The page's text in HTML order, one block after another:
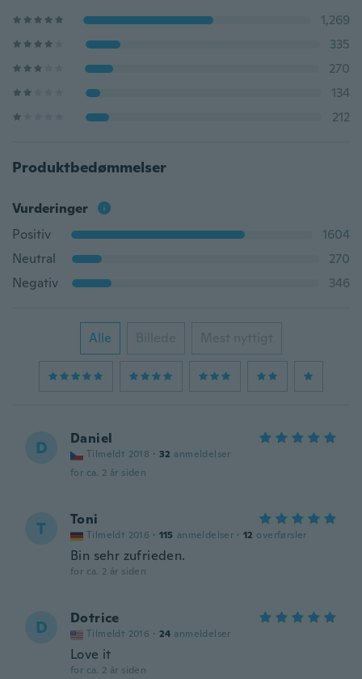
1,269
335
270
134
212
Produktbedømmelser
Vurderinger
Positiv
1604
Neutral
270
Negativ
346
Alle Billede Mest nyttigt
D Daniel
Tilmeldt 2018 · 32 anmeldelser
for ca. 2 år siden
T Toni
Tilmeldt 2016 · 115 anmeldelser · 12 overførsler
Bin sehr zufrieden.
for ca. 2 år siden
D Dotrice
Tilmeldt 2016 · 24 anmeldelser
Love it
for ca. 2 år siden